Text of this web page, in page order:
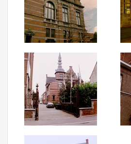
Over ons
Aanmelden